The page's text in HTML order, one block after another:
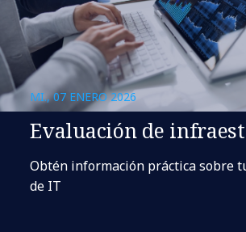
MI., 07 ENERO 2026
Evaluación de
Obtén información práctica sobre
de IT